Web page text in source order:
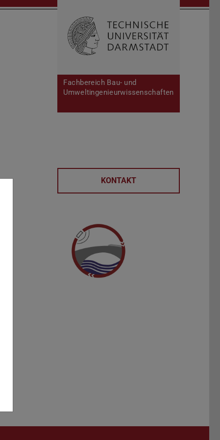
Fachbereich Bau- und
Umweltingenieurwissenschaften
Suche öffnen
KONTAKT